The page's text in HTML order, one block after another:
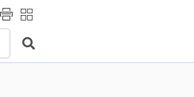
Szukaj